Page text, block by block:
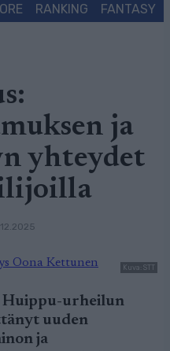
RANKING FANTASY
ja
yhteydet
Kuva: STT
Huippu-urheilun
uuden
ja